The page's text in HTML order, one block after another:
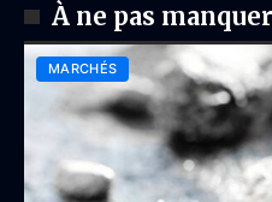
À ne pas manquer
MARCHÉS